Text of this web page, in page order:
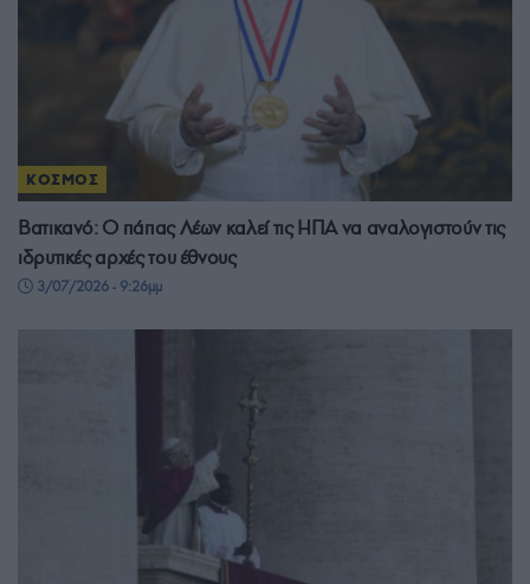
ΚΟΣΜΟΣ
Βατικανό: Ο πάπας Λέων καλεί τις ΗΠΑ να αναλογιστούν τις
ιδρυτικές αρχές του έθνους
3/07/2026 - 9:26μμ